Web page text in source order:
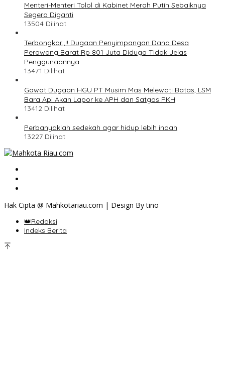
Menteri-Menteri Tolol di Kabinet Merah Putih Sebaiknya
Segera Diganti
13504 Dilihat
Terbongkar,,!! Dugaan Penyimpangan Dana Desa
Perawang Barat Rp 801 Juta Diduga Tidak Jelas
Penggunaannya
13471 Dilihat
Gawat Dugaan HGU PT Musim Mas Melewati Batas, LSM
Bara Api Akan Lapor ke APH dan Satgas PKH
13412 Dilihat
Perbanyaklah sedekah agar hidup lebih indah
13227 Dilihat
Hak Cipta @ Mahkotariau.com | Design By tino
👑Redaksi
Indeks Berita